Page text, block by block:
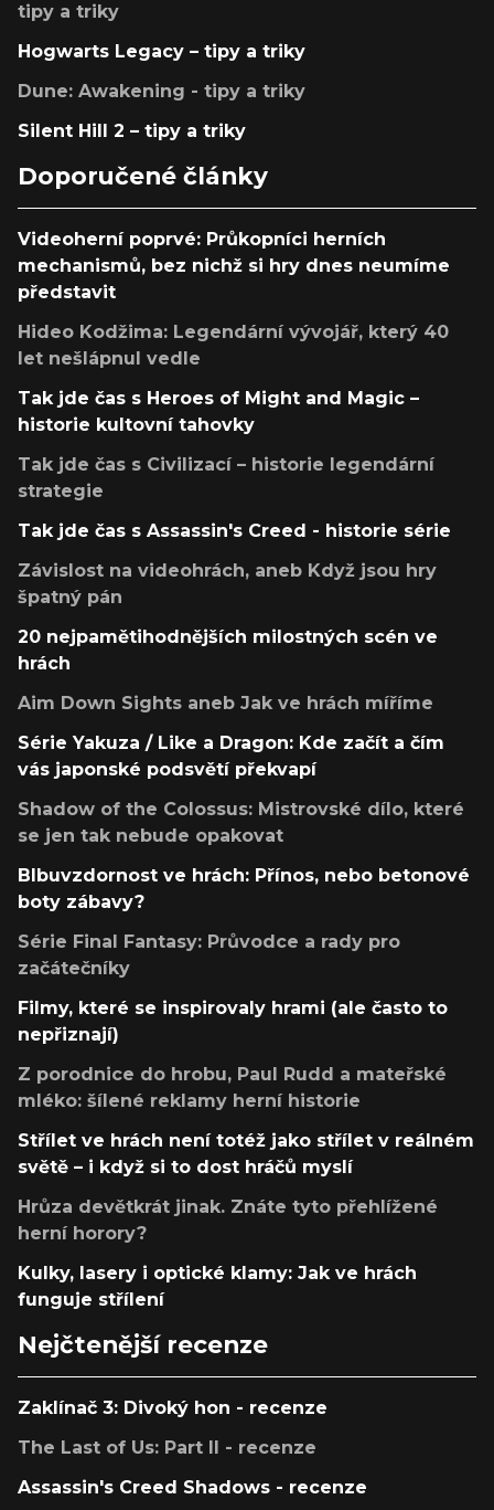
tipy a triky
Hogwarts Legacy – tipy a triky
Dune: Awakening - tipy a triky
Silent Hill 2 – tipy a triky
Doporučené články
Videoherní poprvé: Průkopníci herních
mechanismů, bez nichž si hry dnes neumíme
představit
Hideo Kodžima: Legendární vývojář, který 40
let nešlápnul vedle
Tak jde čas s Heroes of Might and Magic –
historie kultovní tahovky
Tak jde čas s Civilizací – historie legendární
strategie
Tak jde čas s Assassin's Creed - historie série
Závislost na videohrách, aneb Když jsou hry
špatný pán
20 nejpamětihodnějších milostných scén ve
hrách
Aim Down Sights aneb Jak ve hrách míříme
Série Yakuza / Like a Dragon: Kde začít a čím
vás japonské podsvětí překvapí
Shadow of the Colossus: Mistrovské dílo, které
se jen tak nebude opakovat
Blbuvzdornost ve hrách: Přínos, nebo betonové
boty zábavy?
Série Final Fantasy: Průvodce a rady pro
začátečníky
Filmy, které se inspirovaly hrami (ale často to
nepřiznají)
Z porodnice do hrobu, Paul Rudd a mateřské
mléko: šílené reklamy herní historie
Střílet ve hrách není totéž jako střílet v reálném
světě – i když si to dost hráčů myslí
Hrůza devětkrát jinak. Znáte tyto přehlížené
herní horory?
Kulky, lasery i optické klamy: Jak ve hrách
funguje střílení
Nejčtenější recenze
Zaklínač 3: Divoký hon - recenze
The Last of Us: Part II - recenze
Assassin's Creed Shadows - recenze